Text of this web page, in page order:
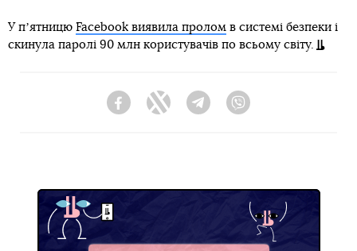
У пʼятницю Facebook виявила пролом в системі безпеки і
скинула паролі 90 млн користувачів по всьому світу.
FacebookTwitter Telegram